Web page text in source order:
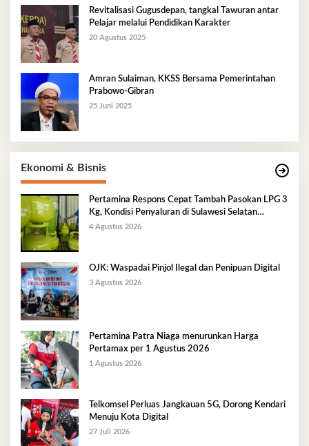
Revitalisasi Gugusdepan, tangkal Tawuran antar
Pelajar melalui Pendidikan Karakter
20 Agustus 2025
Amran Sulaiman, KKSS Bersama Pemerintahan
Prabowo-Gibran
25 Juni 2025
Ekonomi & Bisnis
Pertamina Respons Cepat Tambah Pasokan LPG 3
Kg, Kondisi Penyaluran di Sulawesi Selatan
Berlangsung Kondusif
4 Agustus 2026
OJK: Waspadai Pinjol Ilegal dan Penipuan Digital
3 Agustus 2026
Pertamina Patra Niaga menurunkan Harga
Pertamax per 1 Agustus 2026
1 Agustus 2026
Telkomsel Perluas Jangkauan 5G, Dorong Kendari
Menuju Kota Digital
27 Juli 2026